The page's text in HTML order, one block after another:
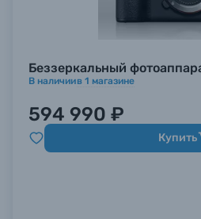
Беззеркальный
В наличиив 1 магазине
594 990 ₽
Купить